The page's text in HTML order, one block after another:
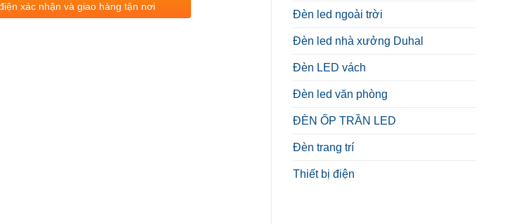
Đèn led ngoài trời
Đèn led nhà xưởng Duhal
Đèn LED vách
Đèn led văn phòng
ĐÈN ỐP TRẦN LED
Đèn trang trí
Thiết bị điện
xác nhận và giao hàng tận nơi